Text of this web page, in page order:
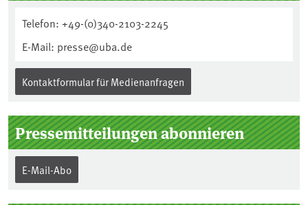
Telefon: +49-(0)340-2103-2245
E-Mail: presse@uba.de
Kontaktformular für Medienanfragen
Pressemitteilungen abonnieren
E-Mail-Abo